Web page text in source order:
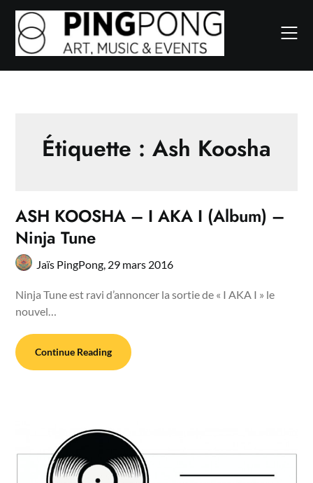
Skip
content
Étiquette : Ash Koosha
ASH KOOSHA – I AKA I (Album) –
Ninja Tune
Jaïs PingPong, 29 mars 2016
Ninja Tune est ravi d’annoncer la sortie de « I AKA I » le
nouvel…
Continue Reading